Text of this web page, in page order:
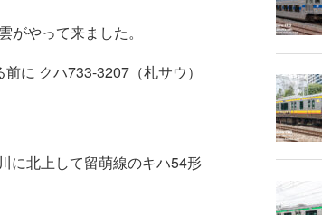
やって来ました。
に クハ733-3207（札サウ）
に北上して留萌線のキハ54形